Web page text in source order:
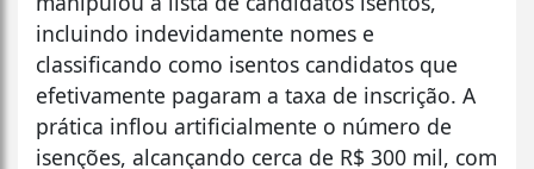
incluindo indevidamente nomes e
classificando como isentos candidatos que
efetivamente pagaram a taxa de inscrição. A
prática inflou artificialmente o número de
isenções, alcançando cerca de R$ 300 mil, com